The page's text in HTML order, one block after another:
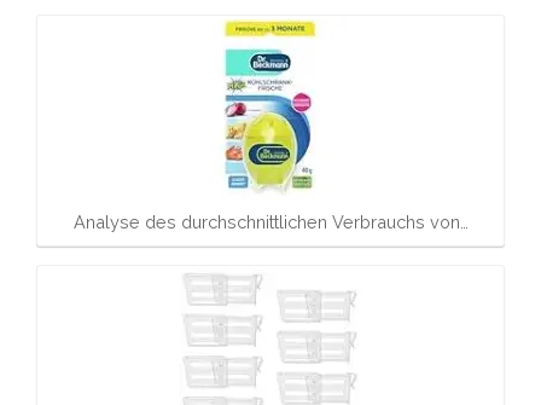
Analyse des durchschnittlichen Verbrauchs von…